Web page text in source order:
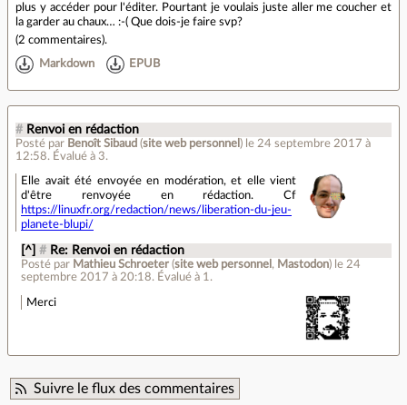
plus y accéder pour l'éditer. Pourtant je voulais juste aller me coucher et
la garder au chaux… :-( Que dois-je faire svp?
(2 commentaires).
Markdown EPUB
# Renvoi en rédaction
Posté par Benoît Sibaud (site web personnel ) le 24 septembre 2017 à
12:58. Évalué à 3.
Elle avait été envoyée en modération, et elle vient
d'être renvoyée en rédaction. Cf
https://linuxfr.org/redaction/news/liberation-du-jeu-
planete-blupi/
[^] # Re: Renvoi en rédaction
Posté par Mathieu Schroeter (site web personnel , Mastodon) le 24
septembre 2017 à 20:18. Évalué à 1 .
Merci
Suivre le flux des commentaires